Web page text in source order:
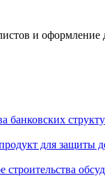
и оформление
банковских
для